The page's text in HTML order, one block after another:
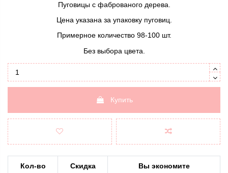
Пуговицы с фаброваного дерева.
Цена указана за упаковку пуговиц.
Примерное количество 98-100 шт.
Без выбора цвета.
Купить
Кол-во Скидка Вы экономите